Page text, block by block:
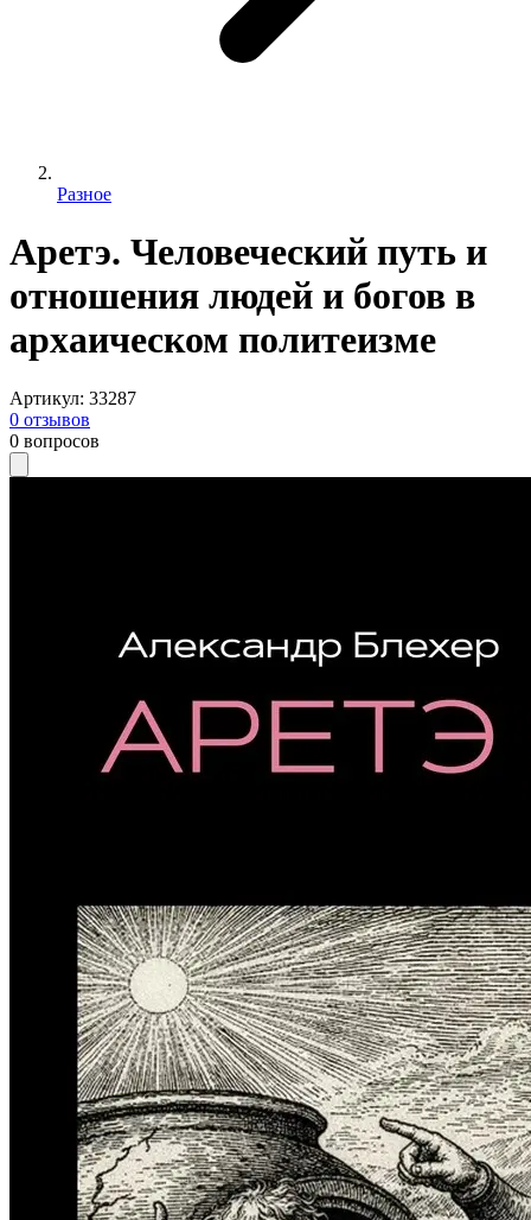
Разное
Аретэ. Человеческий путь и
отношения людей и богов в
архаическом политеизме
Артикул: 33287
0 отзывов
0 вопросов